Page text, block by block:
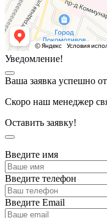
Уведомление!
Ваша заявка успешно
Скоро наш менеджер
Оставить заявку!
Введите имя
Введите телефон
Введите Email